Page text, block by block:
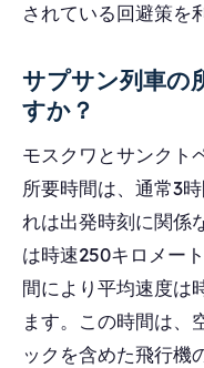
されている回避策を
サプサン列車の
すか？
モスクワとサンクト
所要時間は、通常3
れは出発時刻に関係
は時速250キロメー
間により平均速度は
ます。この時間は、
ックを含めた飛行機